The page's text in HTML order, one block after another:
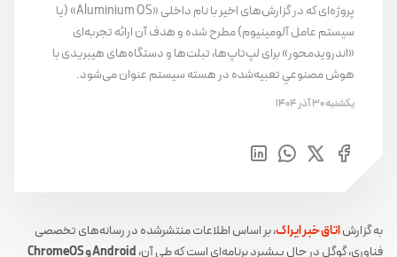
پروژه‌ای که در گزارش‌های اخیر با نام داخلی «Aluminium OS» (یا
سیستم عامل آلومینیوم) مطرح شده و هدف آن ارائه تجربه‌ای
«اندرویدمحور» برای لپ‌تاپ‌ها، تبلت‌ها و دستگاه‌های هیبریدی با
هوش مصنوعیِ تعبیه‌شده در هسته سیستم عنوان می‌شود.
یکشنبه 30 آذر 1404
به گزارشاتاق خبر ایراک، بر اساس اطلاعات منتشرشده در رسانه‌های تخصصی
فناوری، گوگل در حال پیشبرد برنامه‌ای است که طی آن،Android و ChromeOS